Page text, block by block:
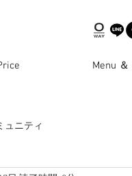
Menu
ュニティ